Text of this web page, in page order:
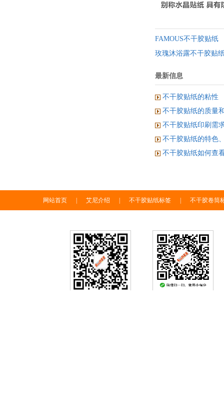
FAMOUS不干胶贴纸
玫瑰沐浴露不干胶贴
最新信息
不干胶贴纸的粘性
不干胶贴纸的质量
不干胶贴纸印刷需
不干胶贴纸的特色
不干胶贴纸如何查
网站首页 艾尼介绍 不干胶贴纸标签 不干胶卷筒